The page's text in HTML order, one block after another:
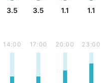
3.5 3.5 1.1 1.1
14:00 17:00 20:00 23:00